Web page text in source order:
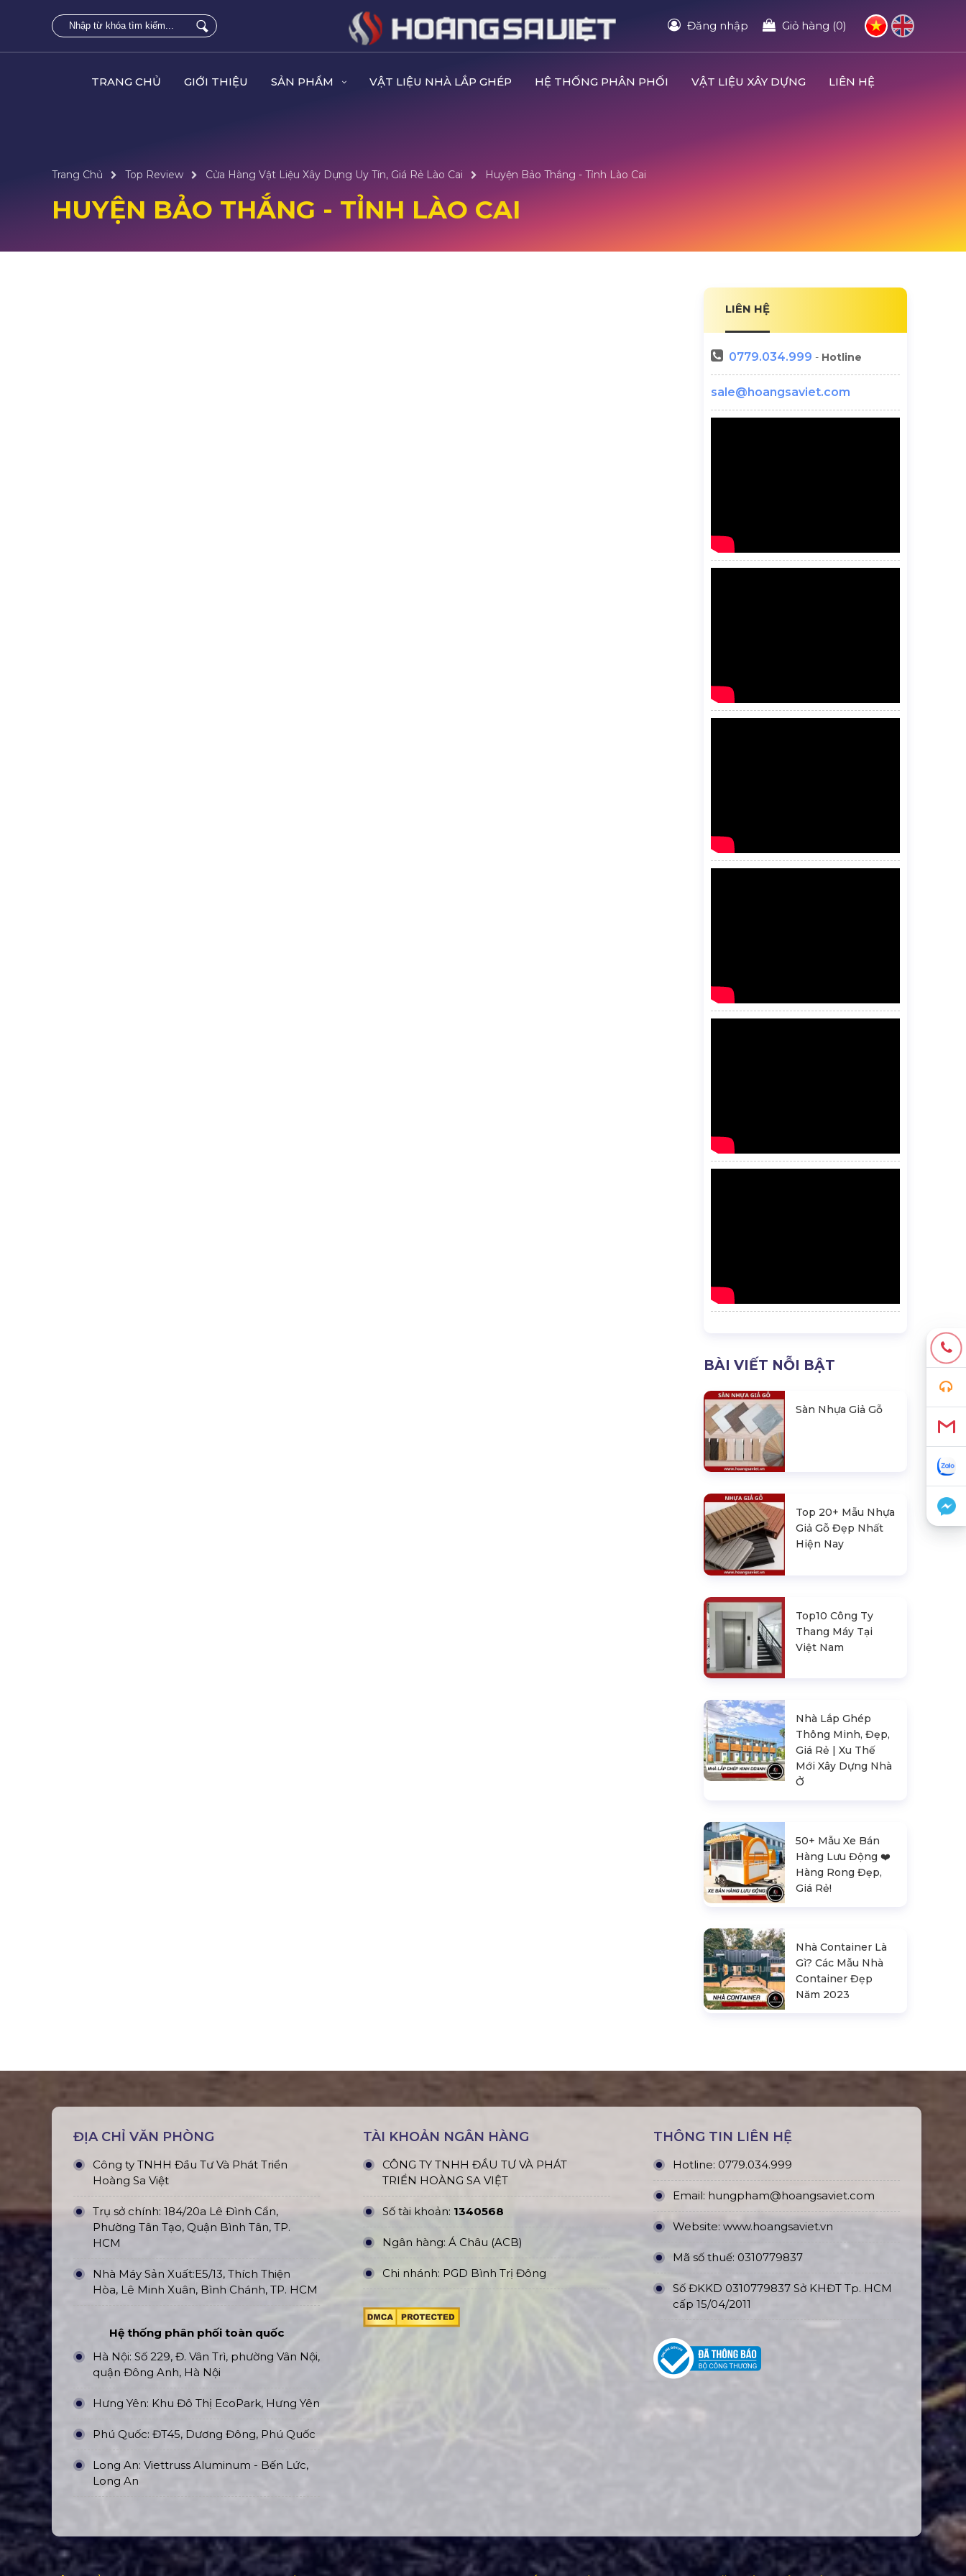
Đăng nhập Giỏ hàng (0)
TRANG CHỦ GIỚI THIỆU SẢN PHẨM VẬT LIỆU NHÀ LẮP GHÉP HỆ THỐNG PHÂN PHỐI VẬT LIỆU XÂY DỰNG LIÊN HỆ
Trang Chủ Top Review Cửa Hàng Vật Liệu Xây Dựng Uy Tín, Giá Rẻ Lào Cai Huyện Bảo Thắng - Tỉnh Lào Cai
HUYỆN BẢO THẮNG - TỈNH LÀO CAI
LIÊN HỆ
0779.034.999 - Hotline
sale@hoangsaviet.com
BÀI VIẾT NỖI BẬT
Sàn Nhựa Giả Gỗ
Top 20+ Mẫu Nhựa
Giả Gỗ Đẹp Nhất
Hiện Nay
Top10 Công Ty
Thang Máy Tại
Việt Nam
Nhà Lắp Ghép
Thông Minh, Đẹp,
Giá Rẻ | Xu Thế
Mới Xây Dựng Nhà
Ở
50+ Mẫu Xe Bán
Hàng Lưu Động ❤️️
Hàng Rong Đẹp,
Giá Rẻ!
Nhà Container Là
Gì? Các Mẫu Nhà
Container Đẹp
Năm 2023
ĐỊA CHỈ VĂN PHÒNG
Công ty TNHH Đầu Tư Và Phát Triển
Hoàng Sa Việt
Trụ sở chính: 184/20a Lê Đình Cẩn,
Phường Tân Tạo, Quận Bình Tân, TP.
HCM
Nhà Máy Sản Xuất:E5/13, Thích Thiện
Hòa, Lê Minh Xuân, Bình Chánh, TP. HCM
Hệ thống phân phối toàn quốc
Hà Nội: Số 229, Đ. Vân Trì, phường Vân Nội,
quận Đông Anh, Hà Nội
Hưng Yên: Khu Đô Thị EcoPark, Hưng Yên
Phú Quốc: ĐT45, Dương Đông, Phú Quốc
Long An: Viettruss Aluminum - Bến Lức,
Long An
TÀI KHOẢN NGÂN HÀNG
CÔNG TY TNHH ĐẦU TƯ VÀ PHÁT
TRIỂN HOÀNG SA VIỆT
Số tài khoản: 1340568
Ngân hàng: Á Châu (ACB)
Chi nhánh: PGD Bình Trị Đông
THÔNG TIN LIÊN HỆ
Hotline: 0779.034.999
Email: hungpham@hoangsaviet.com
Website: www.hoangsaviet.vn
Mã số thuế: 0310779837
Số ĐKKD 0310779837 Sở KHĐT Tp. HCM
cấp 15/04/2011